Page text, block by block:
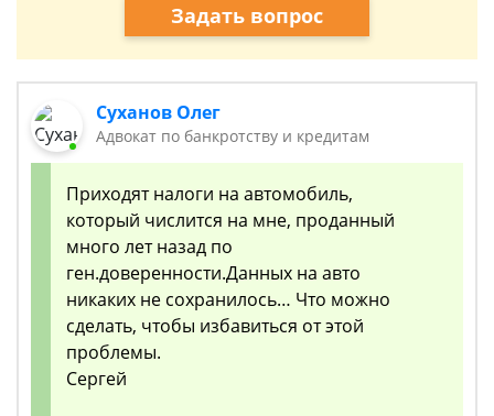
Задать вопрос
Суханов Олег
Адвокат по банкротству и кредитам
Приходят налоги на автомобиль,
который числится на мне, проданный
много лет назад по
ген.доверенности.Данных на авто
никаких не сохранилось… Что можно
сделать, чтобы избавиться от этой
проблемы.
Сергей